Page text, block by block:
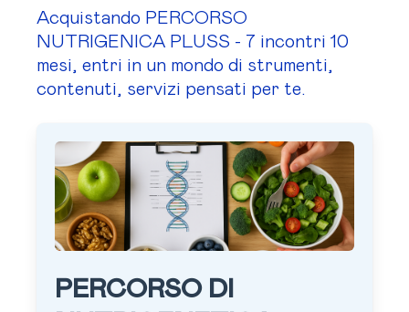
Acquistando PERCORSO
NUTRIGENICA PLUSS - 7 incontri 10
mesi, entri in un mondo di strumenti,
contenuti, servizi pensati per te.
PERCORSO DI